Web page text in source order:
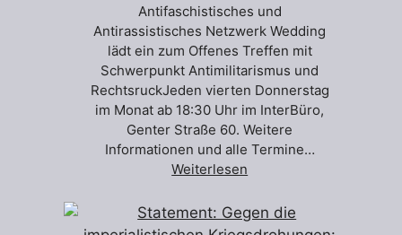
Antifaschistisches und
Antirassistisches Netzwerk Wedding
lädt ein zum Offenes Treffen mit
Schwerpunkt Antimilitarismus und
RechtsruckJeden vierten Donnerstag
im Monat ab 18:30 Uhr im InterBüro,
Genter Straße 60. Weitere
Informationen und alle Termine…
Weiterlesen